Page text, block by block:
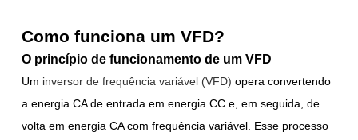
Como funciona um VFD?
O princípio de funcionamento de um VFD
Um inversor de frequência variável (VFD) opera convertendo
a energia CA de entrada em energia CC e, em seguida, de
volta em energia CA com frequência variável. Esse processo